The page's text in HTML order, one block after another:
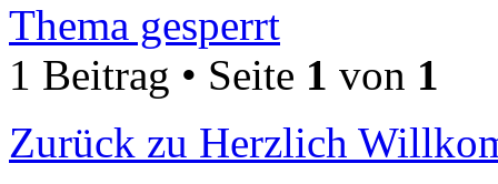
Thema gesperrt
1 Beitrag • Seite 1 von 1
Zurück zu Herzlich